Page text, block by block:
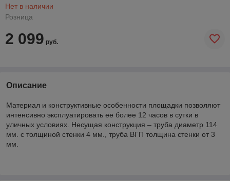
Нет в наличии
Розница
2 099 руб.
Описание
Материал и конструктивные особенности площадки позволяют
интенсивно эксплуатировать ее более 12 часов в сутки в
уличных условиях. Несущая конструкция – труба диаметр 114
мм. с толщиной стенки 4 мм., труба ВГП толщина стенки от 3
мм.